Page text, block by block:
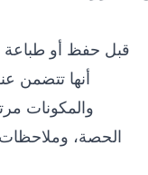
قبل حفظ أو طباعة
أنها تتضمن
والمكونات
الحصة،